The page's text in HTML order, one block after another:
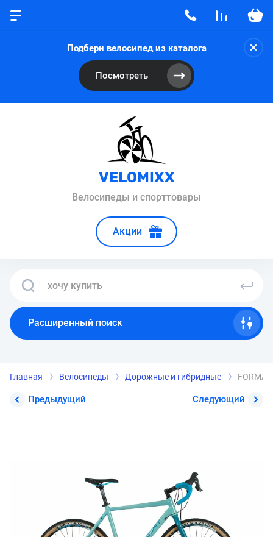
Подбери велосипед из каталога
Посмотреть
VELOMIXX
Велосипеды и спорттовары
Акции
Расширенный поиск
Главная Велосипеды Дорожные и гибридные
Предыдущий Следующий